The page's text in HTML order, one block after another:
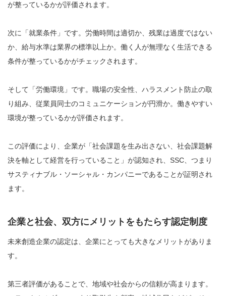
が整っているかが評価されます。
次に「就業条件」です。労働時間は適切か、残業は過度ではない
か、給与水準は業界の標準以上か。働く人が無理なく生活できる
条件が整っているかがチェックされます。
そして「労働環境」です。職場の安全性、ハラスメント防止の取
り組み、従業員同士のコミュニケーションが円滑か。働きやすい
環境が整っているかが評価されます。
この評価により、企業が「社会課題を生み出さない、社会課題解
決を軸として経営を行っていること」が認知され、SSC、つまり
サスティナブル・ソーシャル・カンパニーであることが証明され
ます。
企業と社会、双方にメリットをもたらす認定制度
未来創造企業の認定は、企業にとっても大きなメリットがありま
す。
第三者評価があることで、地域や社会からの信頼が高まります。